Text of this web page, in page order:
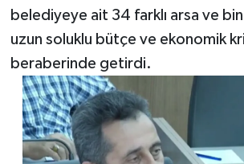
belediyeye ait 34 farklı arsa ve
uzun soluklu bütçe ve ekonomik
beraberinde getirdi.